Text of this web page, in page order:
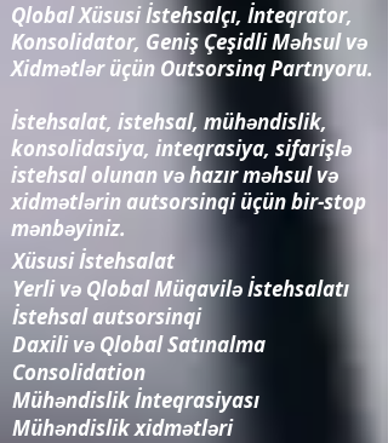
Qlobal Xüsusi İstehsalçı, İnteqrator,
Konsolidator, Geniş Çeşidli Məhsul və
Xidmətlər üçün Outsorsinq Partnyoru.
İstehsalat, istehsal, mühəndislik,
konsolidasiya, inteqrasiya, sifarişlə
istehsal olunan və hazır məhsul və
xidmətlərin autsorsinqi üçün bir-stop
mənbəyiniz.
Xüsusi İstehsalat
Yerli və Qlobal Müqavilə İstehsalatı
İstehsal autsorsinqi
Daxili və Qlobal Satınalma
Consolidation​
Mühəndislik İnteqrasiyası​
Mühəndislik xidmətləri